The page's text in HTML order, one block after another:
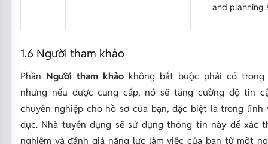
and planning
1.6 Người tham khảo
Phần Người tham khảokhông bắt buộc phải có trong
nhưng nếu được cung cấp, nó sẽ tăng cường độ tin
chuyên nghiệp cho hồ sơ của bạn, đặc biệt là trong lĩnh
dục. Nhà tuyển dụng sẽ sử dụng thông tin này để xác
nghiệm và đánh giá năng lực làm việc của bạn từ một